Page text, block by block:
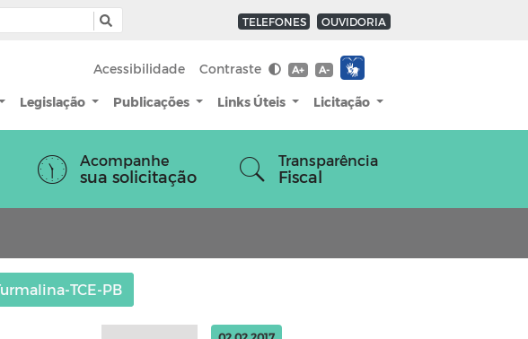
TELEFONES OUVIDORIA
Acessibilidade Contraste A+ A-
Legislação Publicações Links Úteis Licitação
Acompanhe
sua solicitação
Transparência
Fiscal
TCE-PB